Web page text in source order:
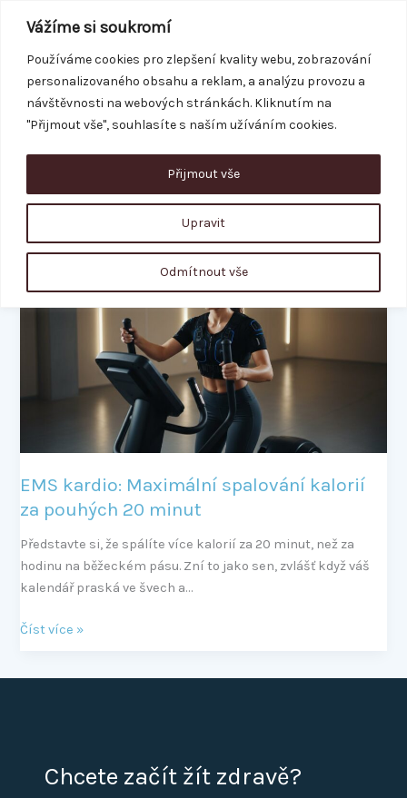
Vážíme si soukromí
Používáme cookies pro zlepšení kvality webu, zobrazování
personalizovaného obsahu a reklam, a analýzu provozu a
návštěvnosti na webových stránkách. Kliknutím na
"Přijmout vše", souhlasíte s naším užíváním cookies.
Upravit
Odmítnout vše
Přijmout vše
obsah
REZERVACE
ems kardio
EMS kardio: Maximální spalování kalorií
za pouhých 20 minut
Představte si, že spálíte více kalorií za 20 minut, než za
hodinu na běžeckém pásu. Zní to jako sen, zvlášť když váš
kalendář praská ve švech a…
EMS
Maximální
Číst více »
Chcete začít žít zdravě?